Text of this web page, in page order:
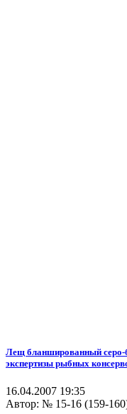
Лещ бланшированный серо-
экспертизы рыбных
16.04.2007 19:35
Автор: № 15-16 (159-